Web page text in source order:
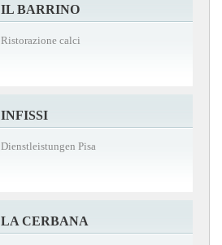
IL BARRINO
Ristorazione calci
INFISSI
Dienstleistungen Pisa
LA CERBANA